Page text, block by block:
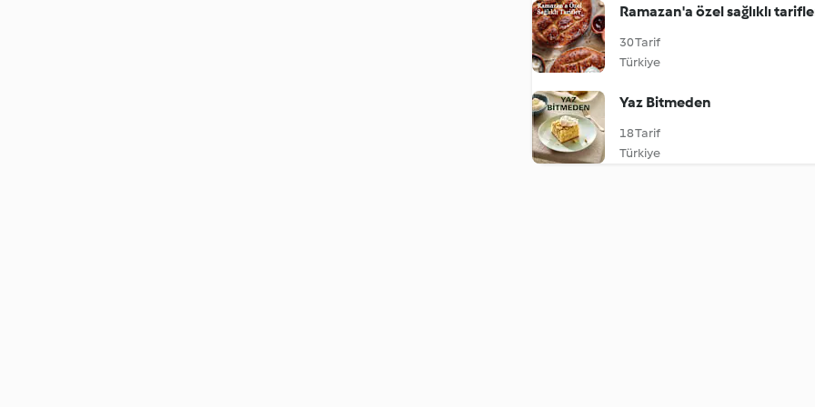
Ramazan'a özel sağlıklı
30 Tarif
Türkiye
Yaz Bitmeden
18 Tarif
Türkiye